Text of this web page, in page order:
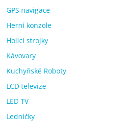
GPS navigace
Herní konzole
Holicí strojky
Kávovary
Kuchyňské Roboty
LCD televize
LED TV
Ledničky